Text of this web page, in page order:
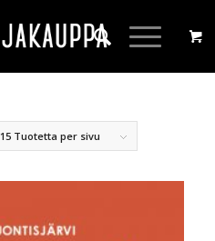
15 Tuotetta per sivu